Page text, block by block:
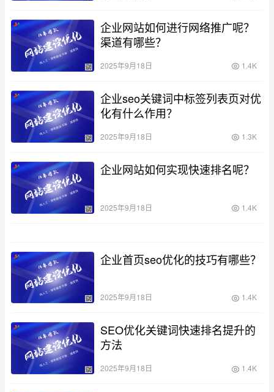
企业网站如何进行网络推广呢？
渠道有哪些？
2025年9月18日 1.4K
企业seo关键词中标签列表页对优
化有什么作用？
2025年9月18日 1.3K
企业网站如何实现快速排名呢？
2025年9月18日 1.4K
企业首页seo优化的技巧有哪些？
2025年9月18日 1.4K
SEO优化关键词快速排名提升的
方法
2025年9月18日 1.4K